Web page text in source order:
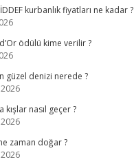
kurbanlık fiyatları ne kadar ?
ödülü kime verilir ?
güzel denizi nerede ?
kışlar nasıl geçer ?
zaman doğar ?